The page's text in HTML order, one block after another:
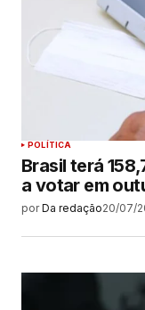
POLÍTICA
Brasil terá
a votar em
por Da redação20/07/